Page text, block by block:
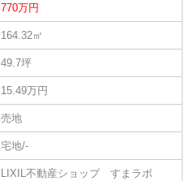
770万円
164.32㎡
49.7坪
15.49万円
売地
宅地/-
LIXIL不動産ショップ すまラボ